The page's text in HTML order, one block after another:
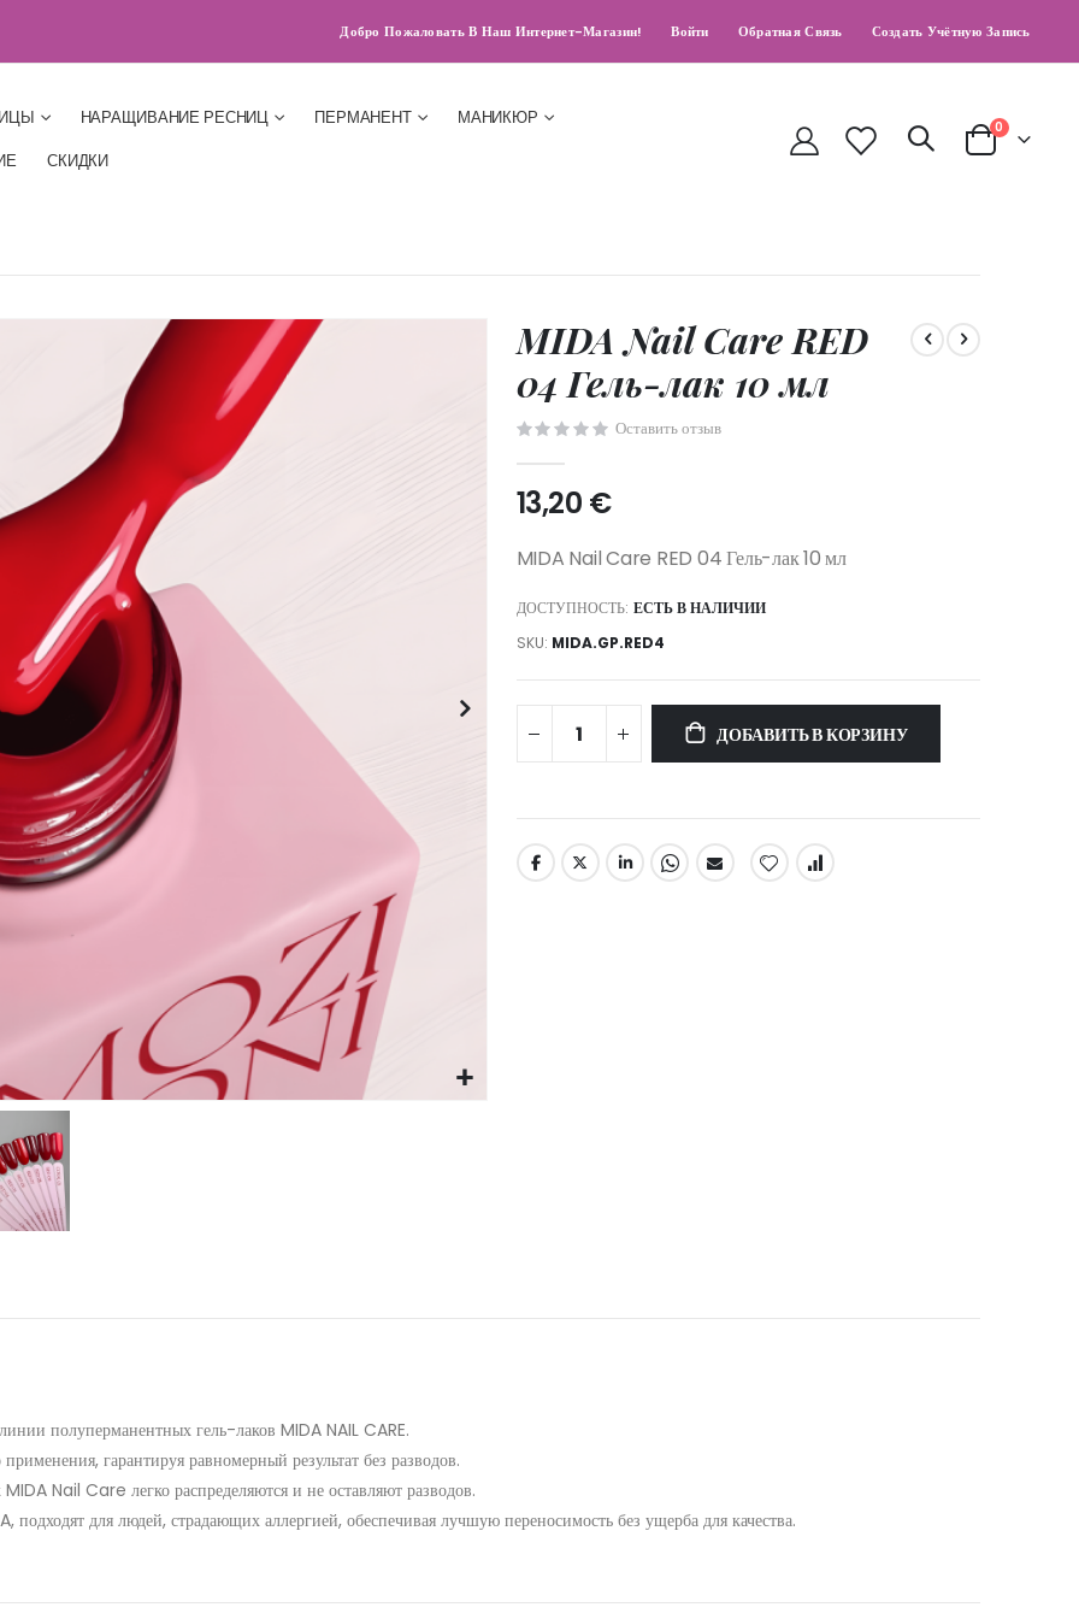
Добро Пожаловать В Наш Интернет-Магазин! Войти Обратная Связь Создать Учётную Запись
НАРАЩИВАНИЕ РЕСНИЦ ПЕРМАНЕНТ
МАНИКЮР
СКИДКИ Cart
0позиции
MIDA Nail Care RED
04 Гель-лак 10 мл
Оставить отзыв
13,20 €
MIDA Nail Care RED 04 Гель-лак 10 мл
ДОСТУПНОСТЬ: ЕСТЬ В НАЛИЧИИ
SKU MIDA.GP.RED4
ДОБАВИТЬ В КОРЗИНУ
полуперманентных гель-лаков MIDA NAIL CARE.
гарантируя равномерный результат без разводов.
Nail Care легко распределяются и не оставляют разводов.
для людей, страдающих аллергией, обеспечивая лучшую переносимость без ущерба для качества.